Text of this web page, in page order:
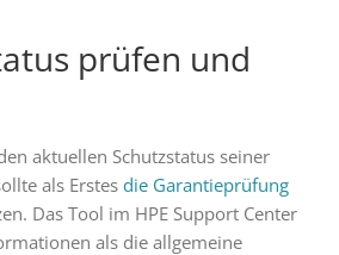
prüfen und
aktuellen Schutzstatus seiner
als Erstes die Garantieprüfung
Das Tool im HPE Support Center
als die allgemeine